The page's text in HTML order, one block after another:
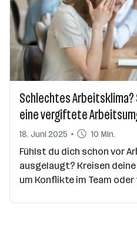
Schlechtes Arbeitsklima?
eine vergiftete
18. Juni 2025 10 Min.
Fühlst du dich schon vor
ausgelaugt? Kreisen
um Konflikte im Team